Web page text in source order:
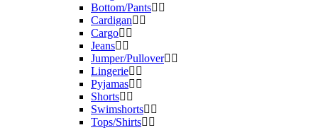
Bottom/Pants
Cardigan
Cargo
Jeans
Jumper/Pullover
Lingerie
Pyjamas
Shorts
Swimshorts
Tops/Shirts